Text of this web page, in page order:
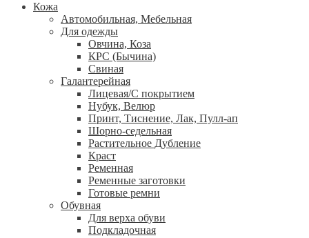
Кожа
Автомобильная, Мебельная
Для одежды
Овчина, Коза
КРС (Бычина)
Свиная
Галантерейная
Лицевая/С покрытием
Нубук, Велюр
Принт, Тиснение, Лак, Пулл-ап
Шорно-седельная
Растительное Дубление
Краст
Ременная
Ременные заготовки
Готовые ремни
Обувная
Для верха обуви
Подкладочная